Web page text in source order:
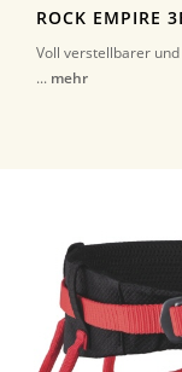
ROCK EMPIRE
Voll verstellbarer
... mehr